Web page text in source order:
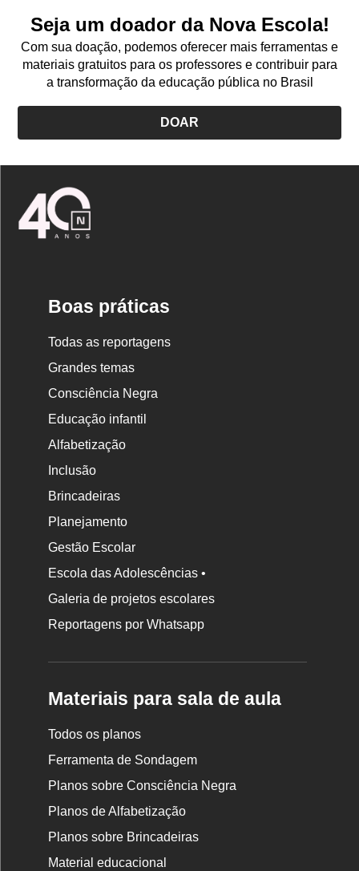
Seja um doador da Nova Escola!
Com sua doação, podemos oferecer mais ferramentas e
materiais gratuitos para os professores e contribuir para
a transformação da educação pública no Brasil
DOAR
Boas práticas
Todas as reportagens
Grandes temas
Consciência Negra
Educação infantil
Alfabetização
Inclusão
Brincadeiras
Planejamento
Gestão Escolar
Escola das Adolescências •
Galeria de projetos escolares
Reportagens por Whatsapp
Materiais para sala de aula
Todos os planos
Ferramenta de Sondagem
Planos sobre Consciência Negra
Planos de Alfabetização
Planos sobre Brincadeiras
Material educacional